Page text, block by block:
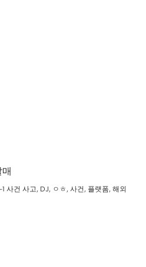
사건 사고, DJ, ㅇㅎ , 사건, 플랫폼, 해외